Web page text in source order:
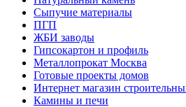
Сыпучие материалы
ПГП
ЖБИ заводы
Гипсокартон и профиль
Металлопрокат Москва
Готовые проекты домов
Интернет магазин
Камины и печи